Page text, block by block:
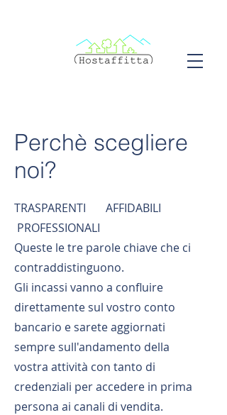
Perchè scegliere
noi?
TRASPARENTI AFFIDABILI
PROFESSIONALI
Queste le tre parole chiave che ci
contraddistinguono.
Gli incassi vanno a confluire
direttamente sul vostro conto
bancario e sarete aggiornati
sempre sull'andamento della
vostra attività con tanto di
credenziali per accedere in prima
persona ai canali di vendita.